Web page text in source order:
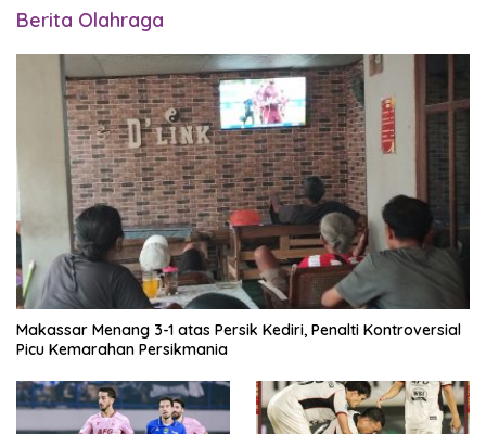
Berita Olahraga
Makassar Menang 3-1 atas Persik Kediri, Penalti Kontroversial
Picu Kemarahan Persikmania